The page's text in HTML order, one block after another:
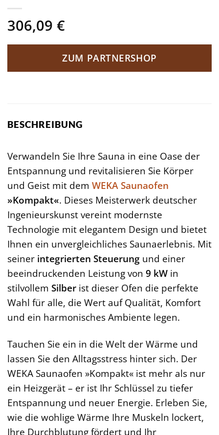
306,09 €
ZUM PARTNERSHOP
BESCHREIBUNG
Verwandeln Sie Ihre Sauna in eine Oase der
Entspannung und revitalisieren Sie Körper
und Geist mit dem WEKA Saunaofen
»Kompakt«. Dieses Meisterwerk deutscher
Ingenieurskunst vereint modernste
Technologie mit elegantem Design und bietet
Ihnen ein unvergleichliches Saunaerlebnis. Mit
seiner integrierten Steuerung und einer
beeindruckenden Leistung von 9 kW in
stilvollem Silber ist dieser Ofen die perfekte
Wahl für alle, die Wert auf Qualität, Komfort
und ein harmonisches Ambiente legen.
Tauchen Sie ein in die Welt der Wärme und
lassen Sie den Alltagsstress hinter sich. Der
WEKA Saunaofen »Kompakt« ist mehr als nur
ein Heizgerät – er ist Ihr Schlüssel zu tiefer
Entspannung und neuer Energie. Erleben Sie,
wie die wohlige Wärme Ihre Muskeln lockert,
Ihre Durchblutung fördert und Ihr